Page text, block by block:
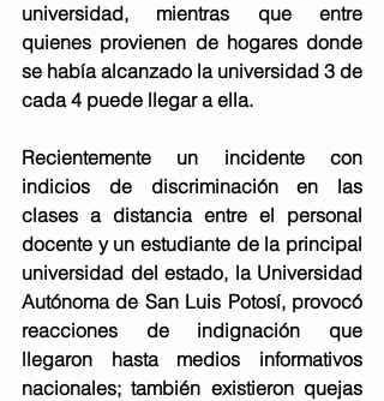
universidad, mientras que entre
quienes provienen de hogares donde
se había alcanzado la universidad 3 de
cada 4 puede llegar a ella.
Recientemente un incidente con
indicios de discriminación en las
clases a distancia entre el personal
docente y un estudiante de la principal
universidad del estado, la Universidad
Autónoma de San Luis Potosí, provocó
reacciones de indignación que
llegaron hasta medios informativos
nacionales; también existieron quejas